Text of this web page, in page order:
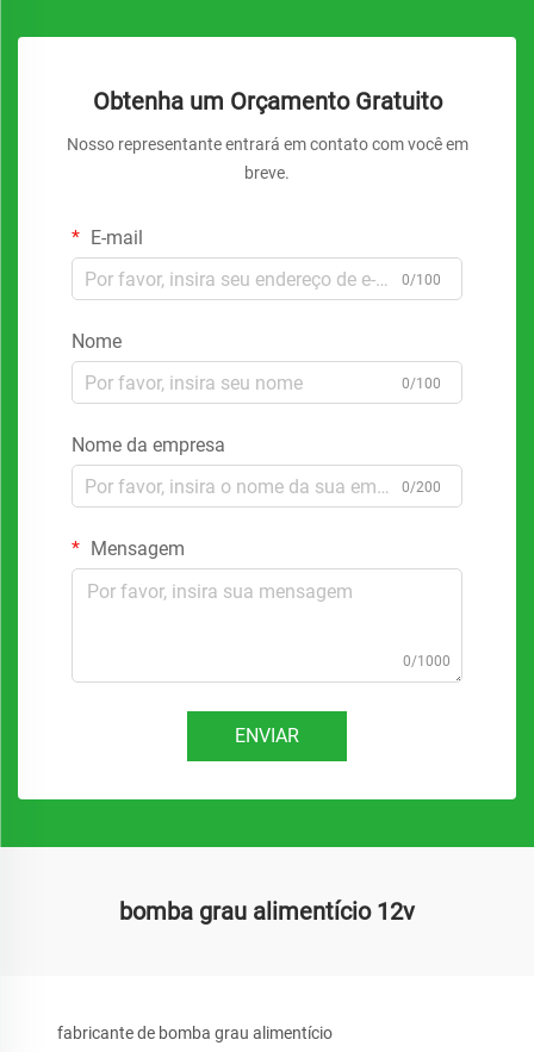
Obtenha um Orçamento Gratuito
Nosso representante entrará em contato com você em
breve.
E-mail
0/100
Nome
0/100
Nome da empresa
0/200
Mensagem
0/1000
ENVIAR
bomba grau alimentício 12v
fabricante de bomba grau alimentício